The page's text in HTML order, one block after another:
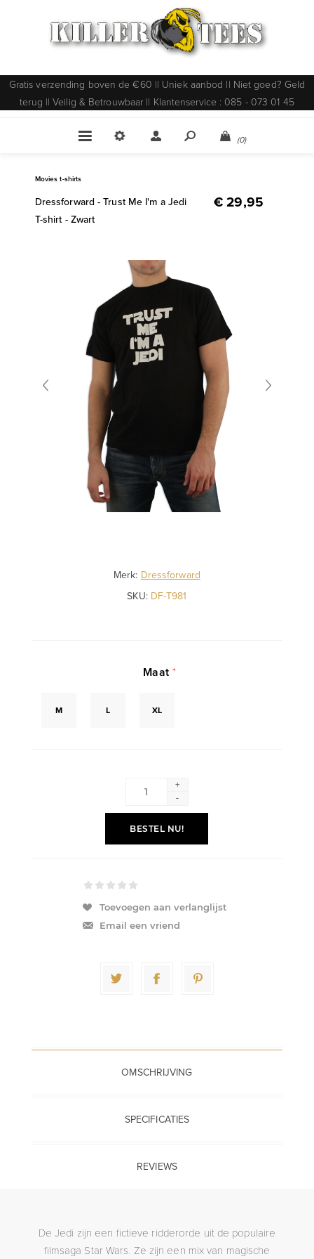
Gratis verzending boven de €60 || Uniek aanbod || Niet goed? Geld
terug || Veilig & Betrouwbaar || Klantenservice : 085 - 073 01 45
(0)
Movies t-shirts
Dressforward - Trust Me I'm a Jedi
T-shirt - Zwart
€ 29,95
Merk: Dressforward
SKU: DF-T981
Maat*
M L XL
+
-
BESTEL NU!
Toevoegen aan verlanglijst
Email een vriend
OMSCHRIJVING
SPECIFICATIES
REVIEWS
De Jedi zijn een fictieve ridderorde uit de populaire
filmsaga Star Wars. Ze zijn een mix van magische